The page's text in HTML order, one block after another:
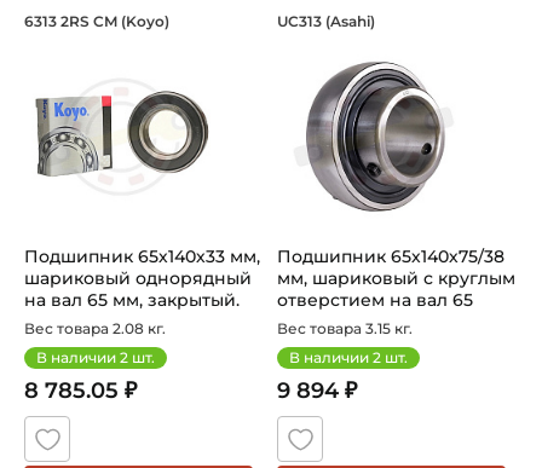
Подшипник 65х140х33 мм,
6313 2RS CM (Koyo)
Подшипник 65х140х33 мм,
шариковый однорядный
на вал 65 мм, закрытый.
Ар...
Вес товара 2.08 кг.
В наличии 2 шт.
8 785.05 ₽
Подшипник
UC313 (Asahi)
Подшипник 65х140х75/38
мм, шариковый с круглым
отверстием на вал 65
мм,...
Вес товара 3.15 кг.
В наличии 2 шт.
9 894 ₽